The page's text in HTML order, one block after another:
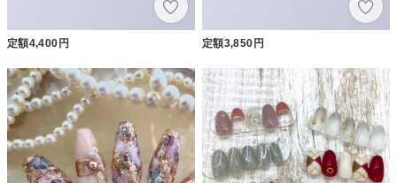
定額4,400円 定額3,850円